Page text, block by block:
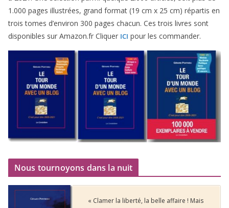
1 .000 pages illus­trées, grand for­mat (19 cm x 25 cm) répar­tis en
trois tomes d’environ 300 pages cha­cun. Ces trois livres sont
dis­po­nibles sur Amazon​.fr Cliquer ICI pour les commander.
Nous tournoyons dans la nuit
« Clamer la liberté, la belle affaire ! Mais